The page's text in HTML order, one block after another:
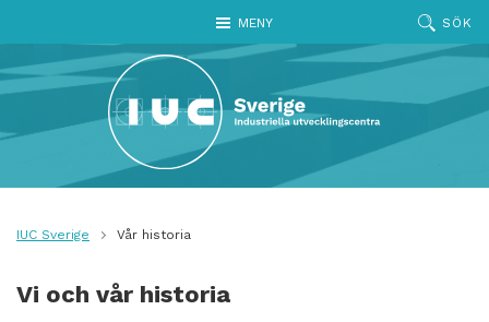
MENY SÖK
IUC Sverige Vår historia
Vi och vår historia